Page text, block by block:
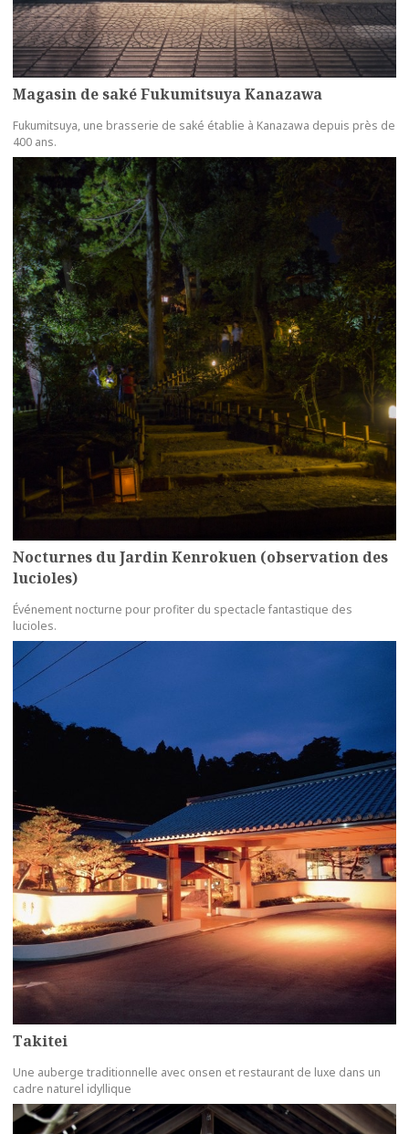
Magasin de saké Fukumitsuya Kanazawa
Fukumitsuya, une brasserie de saké établie à Kanazawa depuis près de
400 ans.
Nocturnes du Jardin Kenrokuen (observation des
lucioles)
Événement nocturne pour profiter du spectacle fantastique des
lucioles.
more
Takitei
Une auberge traditionnelle avec onsen et restaurant de luxe dans un
cadre naturel idyllique
more
more